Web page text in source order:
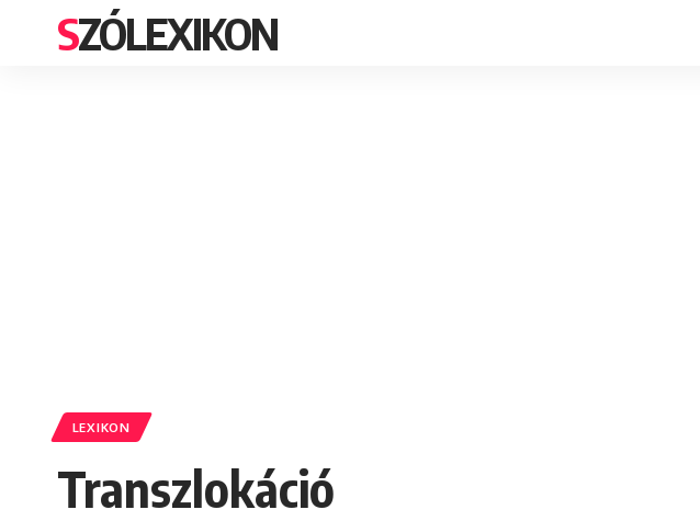
SZÓLEXIKON
LEXIKON
Transzlokáció